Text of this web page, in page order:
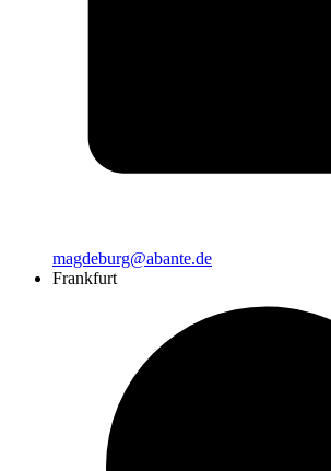
magdeburg@abante.de
Frankfurt